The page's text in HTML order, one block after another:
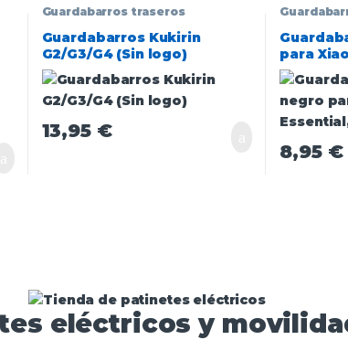
Guardabarros traseros
Guardabarros Kukirin
G2/G3/G4 (Sin logo)
13,95 €
para
Pro2, MI3
8,95 €
eléctricos y